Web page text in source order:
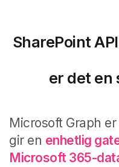
SharePoint
er det en
Microsoft Graph
gir en enhetlig
Microsoft 365-